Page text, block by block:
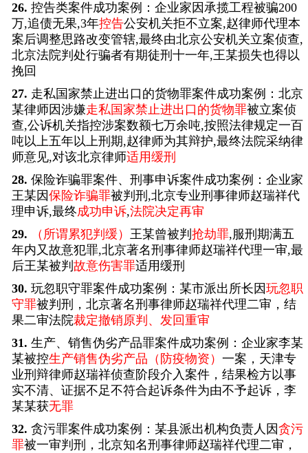
26. 控告类案件成功案例：企业家因承揽工程被骗200
万,追债无果,3年控告公安机关拒不立案,赵律师代理本
案后调整思路改变管辖,最终由北京公安机关立案侦查,
北京法院判处行骗者有期徒刑十一年,王某损失也得以
挽回
27. 走私国家禁止进出口的货物罪案件成功案例：北京
某律师因涉嫌走私国家禁止进出口的货物罪被立案侦
查,公诉机关指控涉案数额七万余吨,按照法律规定一百
吨以上五年以上刑期,赵律师为其辩护,最终法院采纳律
师意见,对该北京律师适用缓刑
28. 保险诈骗罪案件、刑事申诉案件成功案例：企业家
王某因保险诈骗罪被判刑,北京专业刑事律师赵瑞祥代
理申诉,最终成功申诉,法院决定再审
29.
（所谓累犯判缓） 王某曾被判 抢劫罪,服刑期满五
年内又故意犯罪,北京著名刑事律师赵瑞祥代理一审,最
后王某被判 故意伤害罪适用缓刑
30. 玩忽职守罪案件成功案例：某市派出所长因玩忽职
守罪被判刑，北京著名刑事律师赵瑞祥代理二审，结
果二审法院裁定撤销原判、发回重审
31. 生产、销售伪劣产品罪案件成功案例：企业家李某
某被控生产销售伪劣产品（防疫物资） 一案，天津专
业刑辩律师赵瑞祥侦查阶段介入案件，结果检方以事
实不清、证据不足不符合起诉条件为由不予起诉，李
某某获无罪
32. 贪污罪案件成功案例：某县派出机构负责人因贪污
罪被一审判刑，北京知名刑事律师赵瑞祥代理二审，